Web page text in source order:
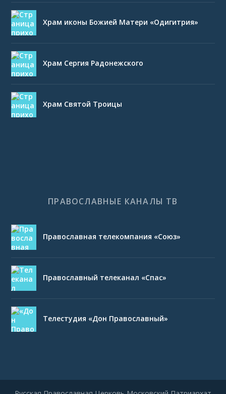
Храм иконы Божией Матери «Одигитрия»
Храм Сергия Радонежского
Храм Святой Троицы
ПРАВОСЛАВНЫЕ КАНАЛЫ ТВ
Православная телекомпания «Союз»
Православный телеканал «Спас»
Телестудия «Дон Православный»